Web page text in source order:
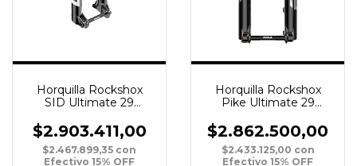
Horquilla Rockshox
SID Ultimate 29
Tapered 3P C/Remote
N
$2.903.411,00
$2.467.899,35 con
Efectivo 15% OFF
Horquilla Rockshox
Pike Ultimate 29
Tapered Crown N
$2.862.500,00
$2.433.125,00 con
Efectivo 15% OFF